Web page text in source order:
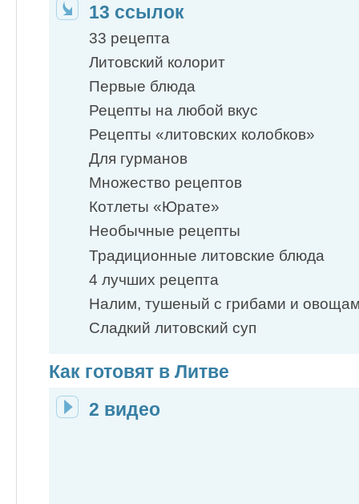
13 ссылок
33 рецепта
Литовский колорит
Первые блюда
Рецепты на любой вкус
Рецепты «литовских колобков»
Для гурманов
Множество рецептов
Котлеты «Юрате»
Необычные рецепты
Традиционные литовские блюда
4 лучших рецепта
Налим, тушеный с грибами и
Сладкий литовский суп
Как готовят в Литве
2 видео